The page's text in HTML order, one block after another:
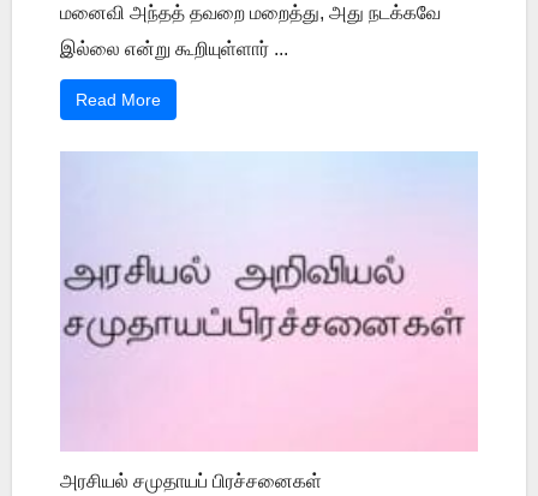
மனைவி அந்தத் தவறை மறைத்து, அது நடக்கவே
இல்லை என்று கூறியுள்ளார் ...
Read More
அரசியல் சமுதாயப் பிரச்சனைகள்